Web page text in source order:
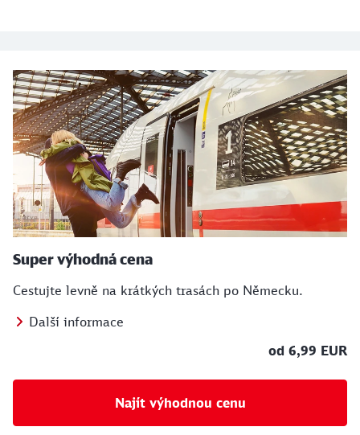
Super výhodná cena
Cestujte levně na krátkých trasách po Německu.
Další informace
od 6,99 EUR
Najít výhodnou cenu